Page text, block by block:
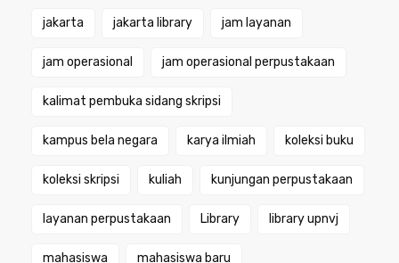
jakarta jakarta library jam layanan
jam operasional jam operasional perpustakaan
kalimat pembuka sidang skripsi
kampus bela negara karya ilmiah koleksi buku
koleksi skripsi kuliah kunjungan perpustakaan
layanan perpustakaan Library library upnvj
mahasiswa mahasiswa baru